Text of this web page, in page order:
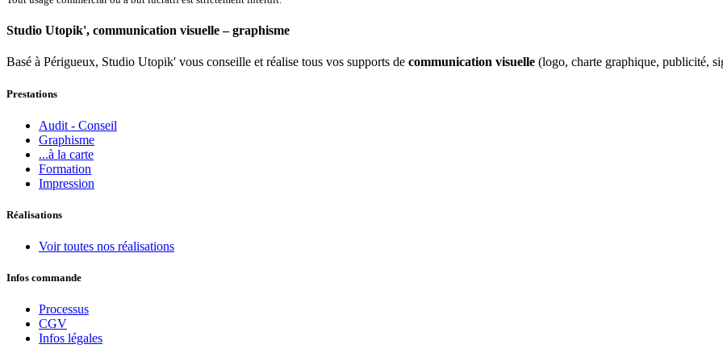
Studio Utopik', communication visuelle – graphisme
Basé à Périgueux, Studio Utopik' vous conseille et réalise tous vos supports de communication visuelle (logo, charte graphique, publicité,
Prestations
Audit - Conseil
Graphisme
...à la carte
Formation
Impression
Réalisations
Voir toutes nos réalisations
Infos commande
Processus
CGV
Infos légales